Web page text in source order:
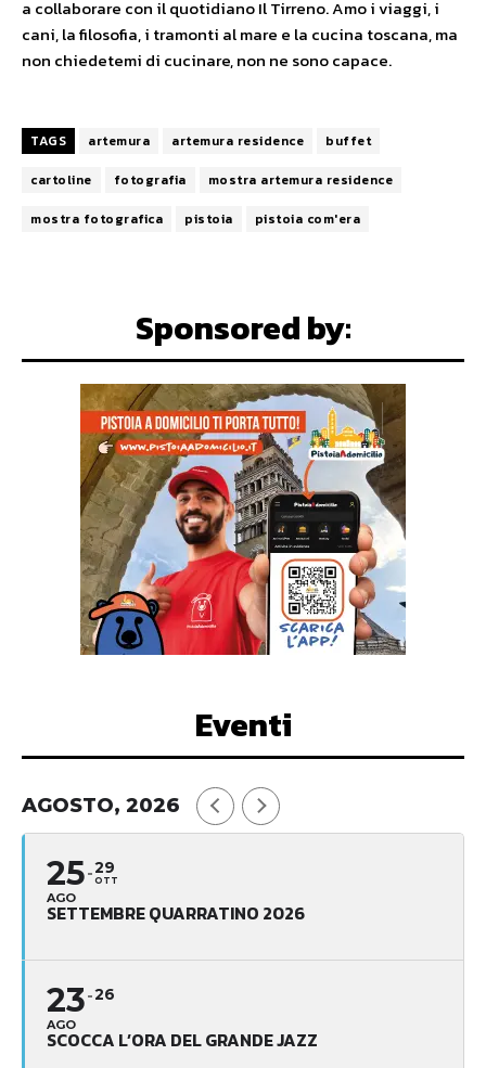
a collaborare con il quotidiano Il Tirreno. Amo i viaggi, i
cani, la filosofia, i tramonti al mare e la cucina toscana, ma
non chiedetemi di cucinare, non ne sono capace.
TAGS artemura artemura residence
buffet
cartoline
fotografia
mostra artemura residence
mostra fotografica
pistoia pistoia com'era
Sponsored by:
Eventi
AGOSTO, 2026
25
AGO
29
OTT
SETTEMBRE QUARRATINO 2026
23
AGO
26
SCOCCA L’ORA DEL GRANDE JAZZ